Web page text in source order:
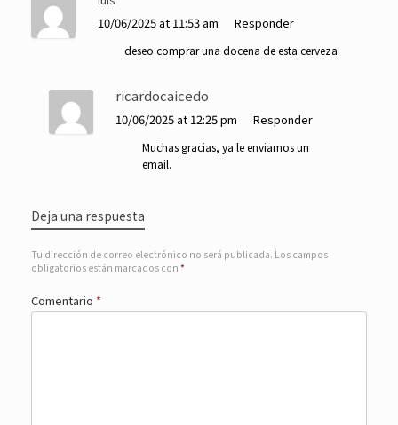
10/06/2025 at 11:53 am
Responder
deseo comprar una docena de esta cerveza
ricardocaicedo
10/06/2025 at 12:25 pm Responder
Muchas gracias, ya le enviamos un
email.
Deja una respuesta
Tu dirección de correo electrónico no será publicada. Los campos
obligatorios están marcados con *
Comentario *